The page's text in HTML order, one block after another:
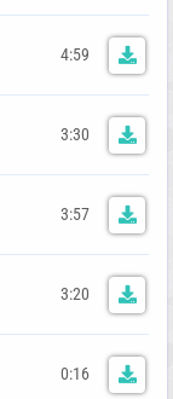
4:59
3:30
3:57
3:20
0:16